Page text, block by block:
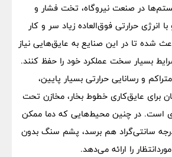
در صنعت نیروگاه، تخت فشار و
انرژی حرارتی فوق‌العاده زیاد سر و کار
شده تا در این صنایع به عایق‌هایی نیاز
بسیار سخت عملکرد خود را حفظ کنند.
و رسانایی حرارتی بسیار پایین،
برای عایق‌کاری خطوط بخار، مخازن تحت
است. در چنین محیط‌هایی که دما ممکن
به بیش از ۶۰۰ درجه سانتی‌گراد هم برسد، پشم سنگ بدون
را ارائه می‌دهد.